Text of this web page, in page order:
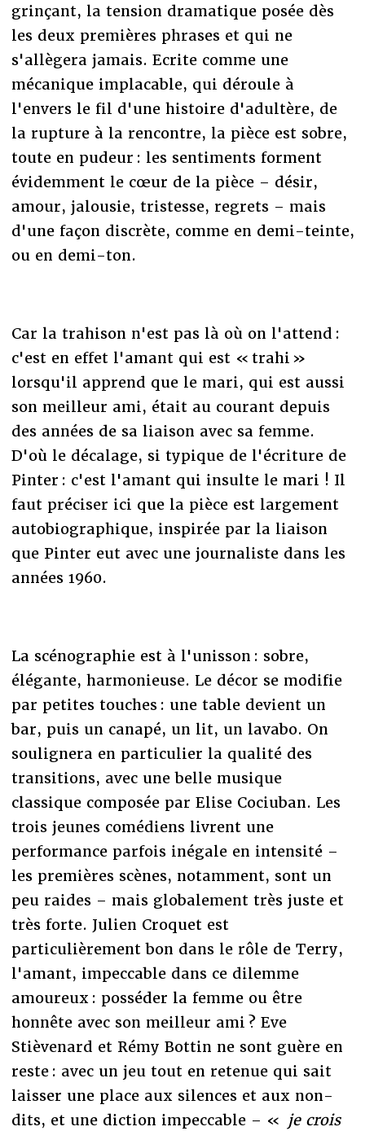
grinçant, la tension dramatique posée dès
les deux premières phrases et qui ne
s'allègera jamais. Ecrite comme une
mécanique implacable, qui déroule à
l'envers le fil d'une histoire d'adultère, de
la rupture à la rencontre, la pièce est sobre,
toute en pudeur : les sentiments forment
évidemment le cœur de la pièce – désir,
amour, jalousie, tristesse, regrets – mais
d'une façon discrète, comme en demi-teinte,
ou en demi-ton.
Car la trahison n'est pas là où on l'attend :
c'est en effet l'amant qui est « trahi »
lorsqu'il apprend que le mari, qui est aussi
son meilleur ami, était au courant depuis
des années de sa liaison avec sa femme.
D'où le décalage, si typique de l'écriture de
Pinter : c'est l'amant qui insulte le mari ! Il
faut préciser ici que la pièce est largement
autobiographique, inspirée par la liaison
que Pinter eut avec une journaliste dans les
années 1960.
La scénographie est à l'unisson : sobre,
élégante, harmonieuse. Le décor se modifie
par petites touches : une table devient un
bar, puis un canapé, un lit, un lavabo. On
soulignera en particulier la qualité des
transitions, avec une belle musique
classique composée par Elise Cociuban. Les
trois jeunes comédiens livrent une
performance parfois inégale en intensité –
les premières scènes, notamment, sont un
peu raides – mais globalement très juste et
très forte. Julien Croquet est
particulièrement bon dans le rôle de Terry,
l'amant, impeccable dans ce dilemme
amoureux : posséder la femme ou être
honnête avec son meilleur ami ? Eve
Stièvenard et Rémy Bottin ne sont guère en
reste : avec un jeu tout en retenue qui sait
laisser une place aux silences et aux non-
dits, et une diction impeccable – « je crois